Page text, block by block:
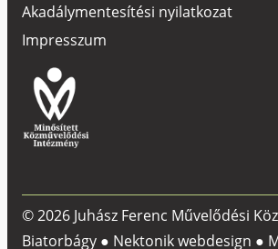
Akadálymentesítési nyilatkozat
Impresszum
© 2026 Juhász Ferenc Művelődési
Biatorbágy ● Nektonik webdesign ●